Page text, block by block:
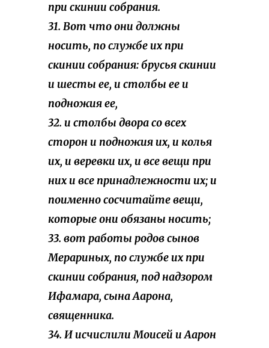
при скинии собрания.
31. Вот что они должны
носить, по службе их при
скинии собрания: брусья скинии
и шесты ее, и столбы ее и
подножия ее,
32. и столбы двора со всех
сторон и подножия их, и колья
их, и веревки их, и все вещи при
них и все принадлежности их; и
поименно сосчитайте вещи,
которые они обязаны носить;
33. вот работы родов сынов
Мерариных, по службе их при
скинии собрания, под надзором
Ифамара, сына Аарона,
священника.
34. И исчислили Моисей и Аарон